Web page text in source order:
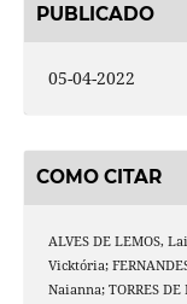
PUBLICADO
05-04-2022
COMO CITAR
ALVES DE LEMOS,
Vicktória;
Naianna; TORRES